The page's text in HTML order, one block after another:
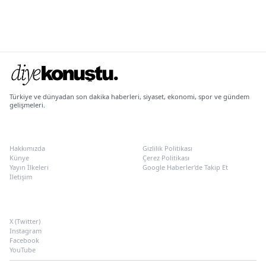
Türkiye ve dünyadan son dakika haberleri, siyaset, ekonomi, spor ve gündem
gelişmeleri.
Hakkımızda
Künye
Yayın İlkeleri
İletişim
Gizlilik Politikası
Çerez Politikası
Google Haberler’de Takip Et
X (Twitter)
Instagram
Facebook
YouTube
Türkiye Şehir Gündemi, son dakika haberleri, Türkiye gündemi, Samsun